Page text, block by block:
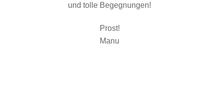
und tolle Begegnungen!
Prost!
Manu